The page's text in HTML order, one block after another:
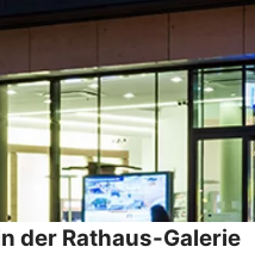
der Rathaus-Galerie